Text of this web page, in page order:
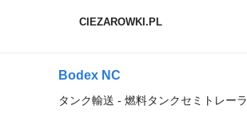
CIEZAROWKI.PL
Bodex NC
タンク輸送 - 燃料タンクセミトレーラ